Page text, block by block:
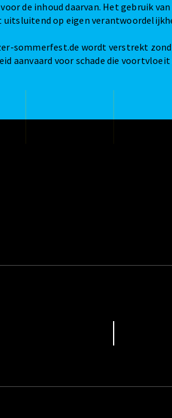
de inhoud daarvan. Het gebruik
op eigen
sommerfest.de wordt verstrekt
aanvaard voor schade die